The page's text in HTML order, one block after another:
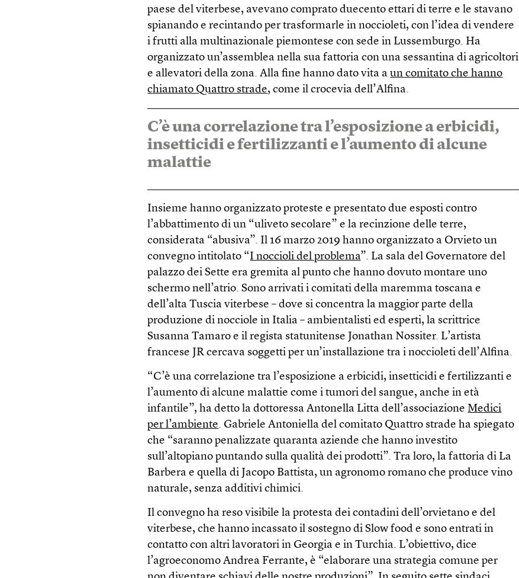
paese del viterbese, avevano comprato duecento ettari di terre e le stavano
spianando e recintando per trasformarle in noccioleti, con l’idea di vendere
i frutti alla multinazionale piemontese con sede in Lussemburgo. Ha
organizzato un’assemblea nella sua fattoria con una sessantina di agricoltori
e allevatori della zona. Alla fine hanno dato vita aun comitato che hanno
chiamato Quattro strade, come il crocevia dell’Alfina.
C’è una correlazione tra l’esposizione a erbicidi,
insetticidi e fertilizzanti e l’aumento di alcune
malattie
Insieme hanno organizzato proteste e presentato due esposti contro
l’abbattimento di un “uliveto secolare” e la recinzione delle terre,
considerata “abusiva”. Il 16 marzo 2019 hanno organizzato a Orvieto un
convegno intitolato “I noccioli del problema”. La sala del Governatore del
palazzo dei Sette era gremita al punto che hanno dovuto montare uno
schermo nell’atrio. Sono arrivati i comitati della maremma toscana e
dell’alta Tuscia viterbese – dove si concentra la maggior parte della
produzione di nocciole in Italia – ambientalisti ed esperti, la scrittrice
Susanna Tamaro e il regista statunitense Jonathan Nossiter. L’artista
francese JR cercava soggetti per un’installazione tra i noccioleti dell’Alfina.
“C’è una correlazione tra l’esposizione a erbicidi, insetticidi e fertilizzanti e
l’aumento di alcune malattie come i tumori del sangue, anche in età
infantile”, ha detto la dottoressa Antonella Litta dell’associazione Medici
per l’ambiente. Gabriele Antoniella del comitato Quattro strade ha spiegato
che “saranno penalizzate quaranta aziende che hanno investito
sull’altopiano puntando sulla qualità dei prodotti”. Tra loro, la fattoria di La
Barbera e quella di Jacopo Battista, un agronomo romano che produce vino
naturale, senza additivi chimici.
Il convegno ha reso visibile la protesta dei contadini dell’orvietano e del
viterbese, che hanno incassato il sostegno di Slow food e sono entrati in
contatto con altri lavoratori in Georgia e in Turchia. L’obiettivo, dice
l’agroeconomo Andrea Ferrante, è “elaborare una strategia comune per